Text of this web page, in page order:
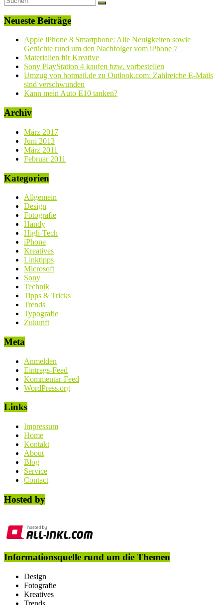
Neueste Beiträge
Apple iPhone 8 Smartphone: Alle Neuigkeiten sowie
Gerüchte rund um den Nachfolger vom iPhone 7
Materialien für Kreative
Sony PlayStation 4 kaufen bzw. vorbestellen
Umzug von hotmail.de zu Outlook.com: Zahlreiche E-Mails
sind verschwunden
Kann mein Auto E10 tanken?
Archiv
März 2017
Juni 2013
März 2011
Februar 2011
Kategorien
Allgemein
Design
Fotografie
Handy
High-Tech
iPhone
Kreatives
Linktipps
Microsoft
Sony
Technik
Tipps & Tricks
Trends
Typografie
Zukunft
Meta
Anmelden
Eintrags-Feed
Kommentar-Feed
WordPress.org
Links
Impressum
Home
Kontakt
About
Blog
Service
Contact
Hosted by
Informationsquelle rund um die Themen
Design
Fotografie
Kreatives
Trends